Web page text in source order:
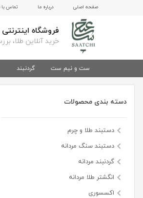
صفحه اصلی درباره ما تماس با
فروشگاه
خرید آنلاین طلا،
ست و نیم ست گردنبند
دسته بندی محصولات
دستبند طلا و چرم
دستبند سنگ مردانه
گردنبند مردانه
انگشتر طلا مردانه
اکسسوری